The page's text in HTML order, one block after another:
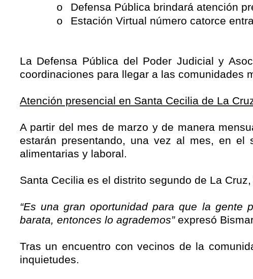
o
Defensa Pública brindará atención
o
Estación Virtual número catorce
La Defensa Pública del Poder Judicial y
coordinaciones para llegar a las comunidades
Atención presencial en Santa Cecilia de La
A partir del mes de marzo y de manera
estarán presentando, una vez al mes, en el
alimentarias y laboral.
Santa Cecilia es el distrito segundo de La
“Es una gran oportunidad para que la
barata, entonces lo agrademos” expresó
Tras un encuentro con vecinos de la
inquietudes.